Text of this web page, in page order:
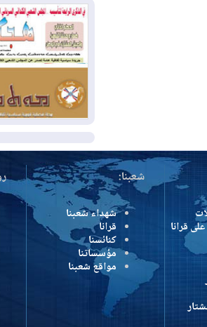
2026-08-04
بيترو
الرئاسية ويحذر من
كولومبيا
2026-08-03
رئيس
دمشق في زيارة رسمية
شعبنا:
شهداء شعبنا
قرانا
كنائسنا
مؤسساتنا
مواقع شعبنا